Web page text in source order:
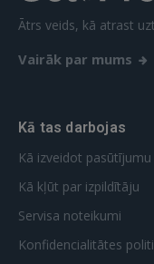
Ātrs veids, kā atrast
Vairāk par mums
Kā tas darbojas
Kā izveidot pasūtījumu
Kā kļūt par izpildītāju
Servisa noteikumi
Konfidencialitātes